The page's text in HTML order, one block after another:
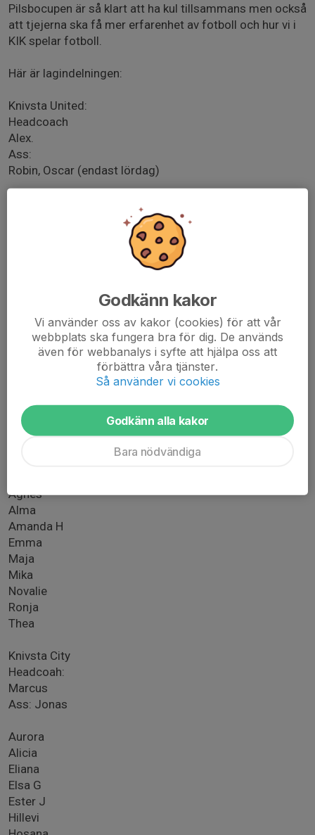
Pilsbocupen är så klart att ha kul tillsammans men också
att tjejerna ska få mer erfarenhet av fotboll och hur vi i
KIK spelar fotboll.
Här är lagindelningen:
Knivsta United:
Headcoach
Alex.
Ass:
Robin, Oscar (endast lördag)
Milea
Nadja
Oumie
Headcoach: Malin.
Ass: Anton, Otto
Agnes
Alma
Amanda H
Emma
Maja
Mika
Novalie
Ronja
Thea
Knivsta City
Headcoah:
Marcus
Ass: Jonas
Aurora
Alicia
Eliana
Elsa G
Ester J
Hillevi
Godkänn kakor
Vi använder oss av kakor (cookies) för att vår
webbplats ska fungera bra för dig. De används
även för webbanalys i syfte att hjälpa oss att
förbättra våra tjänster.
Så använder vi cookies
Godkänn alla kakor
Bara nödvändiga